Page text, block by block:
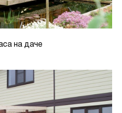
на даче